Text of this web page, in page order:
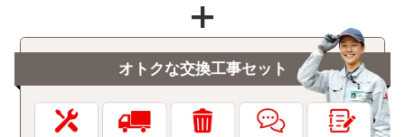
オトクな交換工事セット